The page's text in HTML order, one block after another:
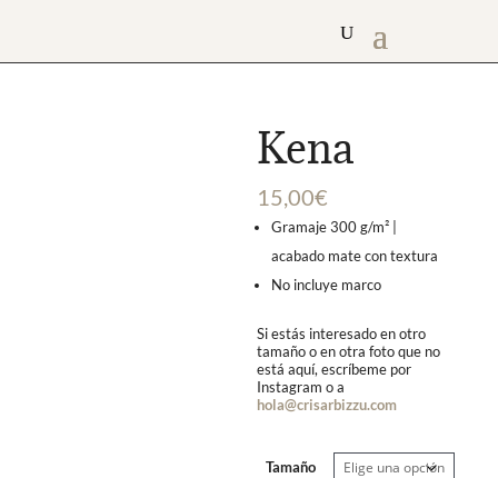
Kena
15,00€
Gramaje 300 g/m² |
acabado mate con textura
No incluye marco
Si estás interesado en otro
tamaño o en otra foto que no
está aquí, escríbeme por
Instagram o a
hola@crisarbizzu.com
Tamaño